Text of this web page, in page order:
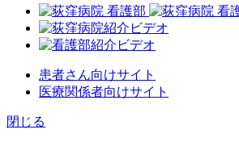
患者さん向けサイト
医療関係者向けサイト
閉じる